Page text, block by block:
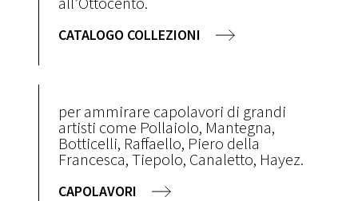
CATALOGO COLLEZIONI
per ammirare capolavori di grandi
artisti come Pollaiolo, Mantegna,
Botticelli, Raffaello, Piero della
Francesca, Tiepolo, Canaletto, Hayez.
CAPOLAVORI